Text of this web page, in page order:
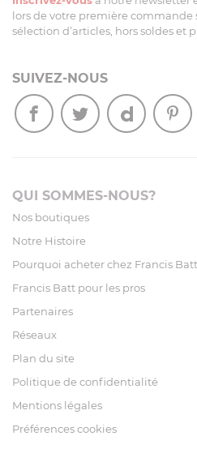
lors de votre première commande
sélection d’articles, hors soldes et
SUIVEZ-NOUS
QUI SOMMES-NOUS?
Nos boutiques
Notre Histoire
Pourquoi acheter chez Francis
Francis Batt pour les pros
Partenaires
Réseaux
Plan du site
Politique de confidentialité
Mentions légales
Préférences cookies